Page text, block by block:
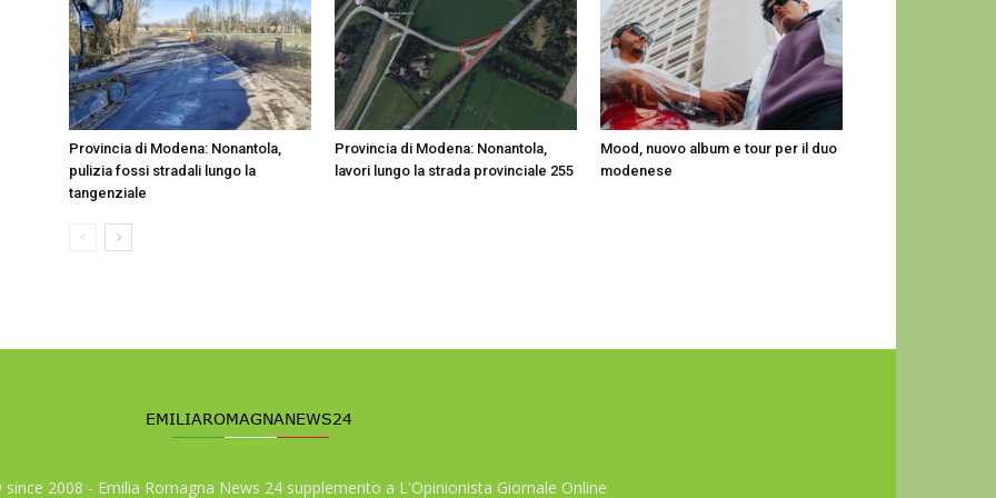
Provincia di Modena: Nonantola,
pulizia fossi stradali lungo la
tangenziale
Provincia di Modena: Nonantola,
lavori lungo la strada provinciale 255
Mood, nuovo album e tour per il duo
modenese
2008 - Emilia Romagna News 24 supplemento a L'Opinionista Giornale Online